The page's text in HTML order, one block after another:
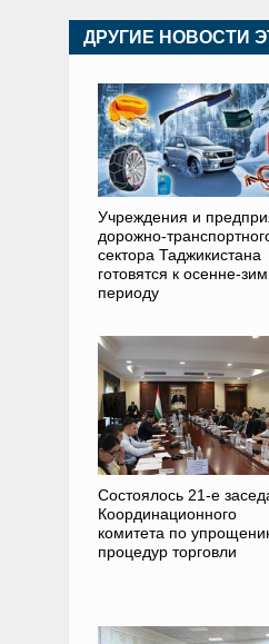
ДРУГИЕ НОВОСТИ
Учреждения и
дорожно-
сектора Таджикистана
готовятся к осенне-
периоду
Состоялось 21-е
Координационного
комитета по
процедур торговли